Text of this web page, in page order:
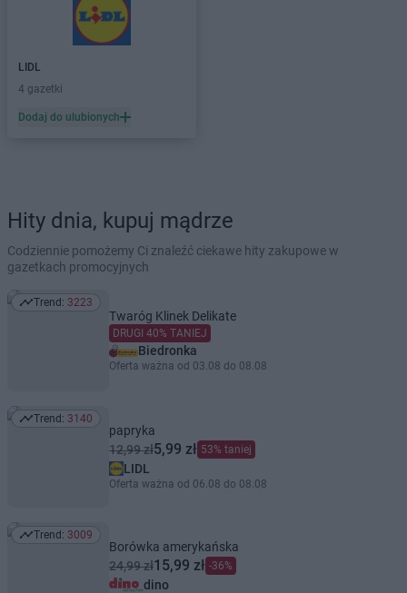
LIDL
4 gazetki
Dodaj do ulubionych
Hity dnia, kupuj mądrze
Codziennie pomożemy Ci znaleźć ciekawe hity zakupowe w
gazetkach promocyjnych
Trend: 3223
Trend: 3223
Twaróg Klinek Delikate
DRUGI 40% TANIEJ
Biedronka
Oferta ważna od 03.08 do 08.08
Trend: 3140
Trend: 3140
papryka
12,99 zł5,99 zł 53% taniej
LIDL
Oferta ważna od 06.08 do 08.08
Trend: 3009
Trend: 3009
Borówka amerykańska
24,99 zł15,99 zł -36%
dino